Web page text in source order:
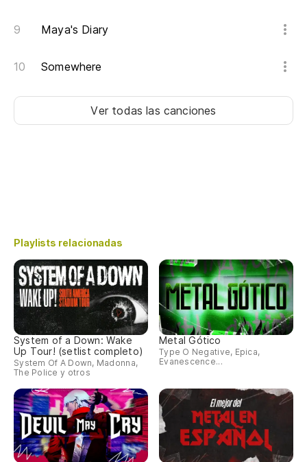
Maya's Diary
Somewhere
Ver todas las canciones
Playlists relacionadas
System of a Down: Wake
Up Tour! (setlist completo)
System Of A Down, Madonna,
The Police y otros
Metal Gótico
Type O Negative, Epica,
Evanescence...